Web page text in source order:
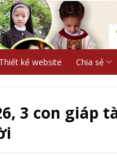
Thiết kế website Chia sẻ
3 con giáp